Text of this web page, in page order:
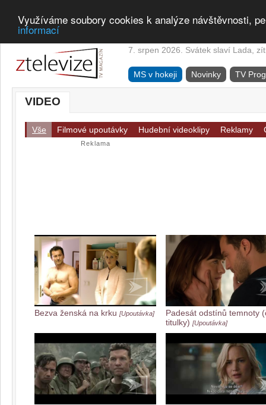
Využíváme soubory cookies k analýze návštěvnosti,
informací
7. srpen 2026. Svátek slaví Lada,
MS v hokeji Novinky TV
VIDEO
Vše Filmové upoutávky Hudební videoklipy Reklamy
Reklama
Bezva ženská na krku [Upoutávka]
Padesát odstínů temnoty
titulky) [Upoutávka]